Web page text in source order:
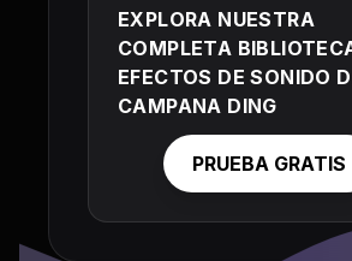
EXPLORA NUESTRA
COMPLETA
EFECTOS DE SONIDO
CAMPANA DING
PRUEBA GRATIS